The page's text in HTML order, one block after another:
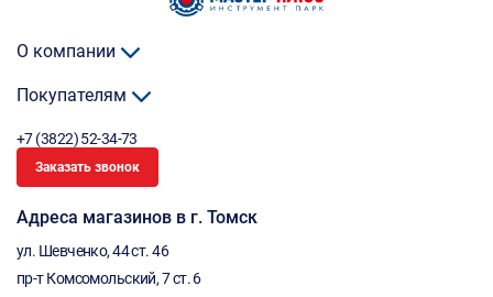
О компании
Покупателям
+7 (3822) 52-34-73
Заказать звонок
Адреса магазинов в г. Томск
ул. Шевченко, 44 ст. 46
пр-т Комсомольский, 7 ст. 6